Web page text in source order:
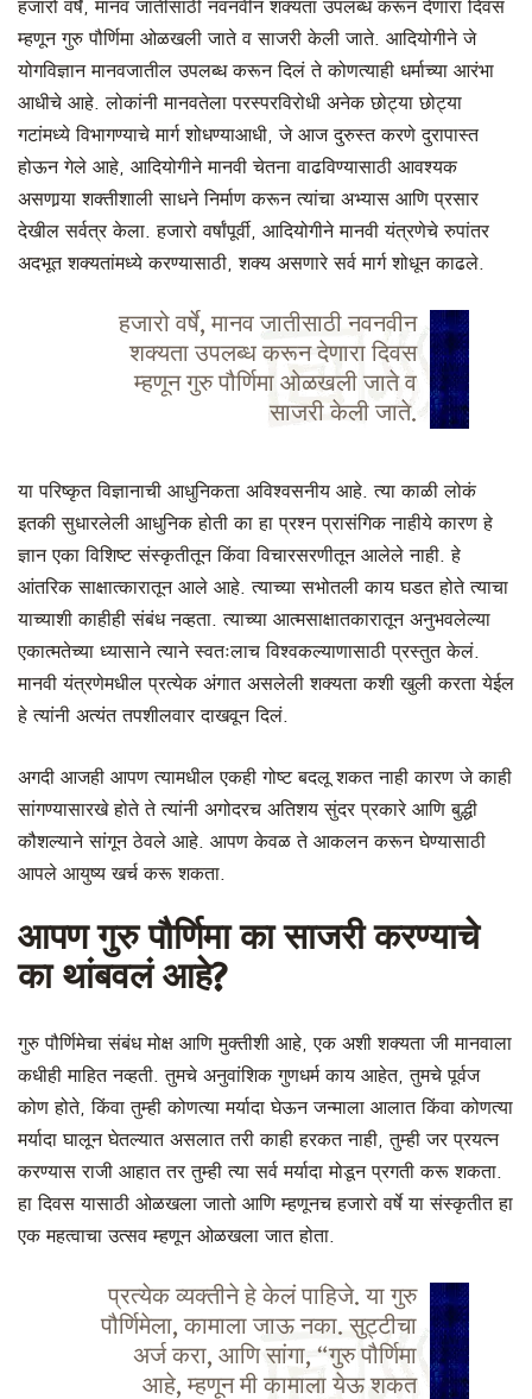
हजारो वर्षे, मानव जातीसाठी नवनवीन शक्यता उपलब्ध करून देणारा दिवस
म्हणून गुरु पौर्णिमा ओळखली जाते व साजरी केली जाते. आदियोगीने जे
योगविज्ञान मानवजातील उपलब्ध करून दिलं ते कोणत्याही धर्माच्या आरंभा
आधीचे आहे. लोकांनी मानवतेला परस्परविरोधी अनेक छोट्या छोट्या
गटांमध्ये विभागण्याचे मार्ग शोधण्याआधी, जे आज दुरुस्त करणे दुरापास्त
होऊन गेले आहे, आदियोगीने मानवी चेतना वाढविण्यासाठी आवश्यक
असणार्‍या शक्तीशाली साधने निर्माण करून त्यांचा अभ्यास आणि प्रसार
देखील सर्वत्र केला. हजारो वर्षांपूर्वी, आदियोगीने मानवी यंत्रणेचे रुपांतर
अदभूत शक्यतांमध्ये करण्यासाठी, शक्य असणारे सर्व मार्ग शोधून काढले.
हजारो वर्षे, मानव जातीसाठी नवनवीन
शक्यता उपलब्ध करून देणारा दिवस
म्हणून गुरु पौर्णिमा ओळखली जाते व
साजरी केली जाते.
या परिष्कृत विज्ञानाची आधुनिकता अविश्वसनीय आहे. त्या काळी लोकं
इतकी सुधारलेली आधुनिक होती का हा प्रश्न प्रासंगिक नाहीये कारण हे
ज्ञान एका विशिष्ट संस्कृतीतून किंवा विचारसरणीतून आलेले नाही. हे
आंतरिक साक्षात्कारातून आले आहे. त्याच्या सभोतली काय घडत होते त्याचा
याच्याशी काहीही संबंध नव्हता. त्याच्या आत्मसाक्षातकारातून अनुभवलेल्या
एकात्मतेच्या ध्यासाने त्याने स्वतःलाच विश्वकल्याणासाठी प्रस्तुत केलं.
मानवी यंत्रणेमधील प्रत्येक अंगात असलेली शक्यता कशी खुली करता येईल
हे त्यांनी अत्यंत तपशीलवार दाखवून दिलं.
अगदी आजही आपण त्यामधील एकही गोष्ट बदलू शकत नाही कारण जे काही
सांगण्यासारखे होते ते त्यांनी अगोदरच अतिशय सुंदर प्रकारे आणि बुद्धी
कौशल्याने सांगून ठेवले आहे. आपण केवळ ते आकलन करून घेण्यासाठी
आपले आयुष्य खर्च करू शकता.
आपण गुरु पौर्णिमा का साजरी करण्याचे
का थांबवलं आहे?
गुरु पौर्णिमेचा संबंध मोक्ष आणि मुक्तीशी आहे, एक अशी शक्यता जी मानवाला
कधीही माहित नव्हती. तुमचे अनुवांशिक गुणधर्म काय आहेत, तुमचे पूर्वज
कोण होते, किंवा तुम्ही कोणत्या मर्यादा घेऊन जन्माला आलात किंवा कोणत्या
मर्यादा घालून घेतल्यात असलात तरी काही हरकत नाही, तुम्ही जर प्रयत्न
करण्यास राजी आहात तर तुम्ही त्या सर्व मर्यादा मोडून प्रगती करू शकता.
हा दिवस यासाठी ओळखला जातो आणि म्हणूनच हजारो वर्षे या संस्कृतीत हा
एक महत्वाचा उत्सव म्हणून ओळखला जात होता.
प्रत्येक व्यक्तीने हे केलं पाहिजे. या गुरु
पौर्णिमेला, कामाला जाऊ नका. सुट्टीचा
अर्ज करा, आणि सांगा, “गुरु पौर्णिमा
आहे, म्हणून मी कामाला येऊ शकत